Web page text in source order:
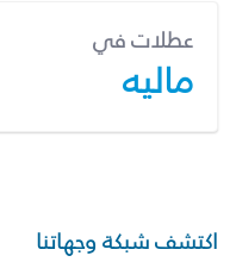
عطلات في
ماليه
اكتشف شبكة وجهاتنا